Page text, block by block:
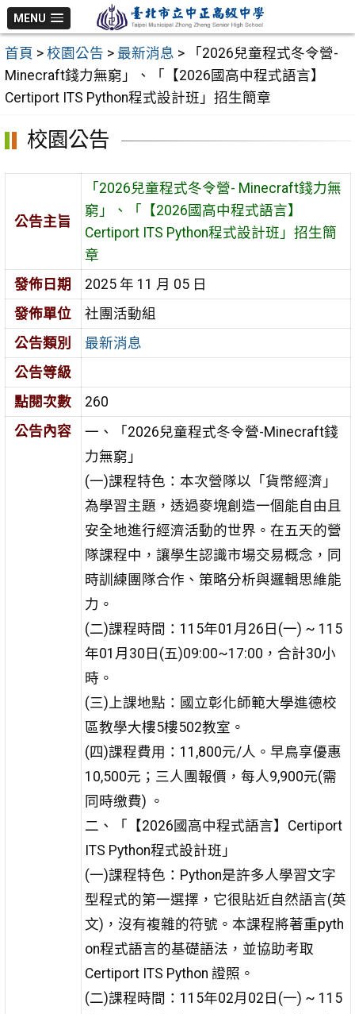
跳
至
主
要
內
MENU
首頁 > 校園公告 > 最新消息 >
「2026兒童程式冬令營-
Minecraft錢力無窮」、「【2026國高中程式語言】
Certiport ITS Python程式設計班」招生簡章
校園公告
公告主旨
「2026兒童程式冬令營- Minecraft錢力無
窮」、「【2026國高中程式語言】
Certiport ITS Python程式設計班」招生簡
章
發佈日期
2025 年 11 月 05 日
發佈單位
社團活動組
公告類別
最新消息
公告等級
點閱次數
260
公告內容
一、「2026兒童程式冬令營-Minecraft錢
力無窮」
(一)課程特色：本次營隊以「貨幣經濟」
為學習主題，透過麥塊創造一個能自由且
安全地進行經濟活動的世界。在五天的營
隊課程中，讓學生認識市場交易概念，同
時訓練團隊合作、策略分析與邏輯思維能
力。
(二)課程時間：115年01月26日(一) ~ 115
年01月30日(五)09:00~17:00，合計30小
時。
(三)上課地點：國立彰化師範大學進德校
區教學大樓5樓502教室。
(四)課程費用：11,800元/人。早鳥享優惠
10,500元；三人團報價，每人9,900元(需
同時缴費) 。
二、「【2026國高中程式語言】Certiport
ITS Python程式設計班」
(一)課程特色：Python是許多人學習文字
型程式的第一選擇，它很貼近自然語言(英
文)，沒有複雜的符號。本課程將著重pyth
on程式語言的基礎語法，並協助考取
Certiport ITS Python 證照。
(二)課程時間：115年02月02日(一) ~ 115